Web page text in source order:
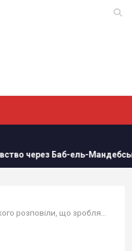
ель-Мандебську протоку